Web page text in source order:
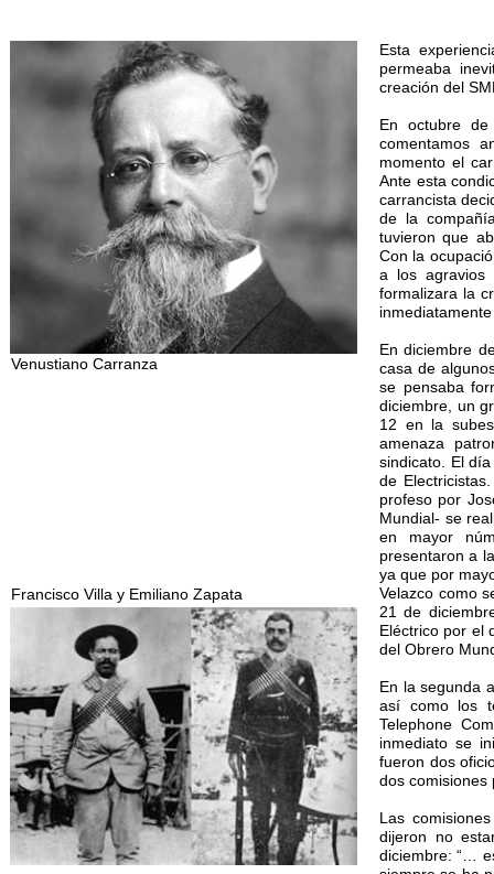
Venustiano Carranza
Francisco Villa y Emiliano Zapata
Esta
permeaba
creación del
En octubre de
comentamos
momento el
Ante esta
carrancista
de la
tuvieron que
Con la
a los agravios
formalizara la
En diciembre
casa de
se pensaba
diciembre, un
12 en la
amenaza
sindicato. El
de
profeso por
Mundial- se
en mayor
presentaron a
ya que por
Velazco como
21 de
Eléctrico por el
del Obrero
En la segunda
así como los
Telephone
inmediato se
fueron dos
dos comisiones
Las
dijeron no
diciembre: “…